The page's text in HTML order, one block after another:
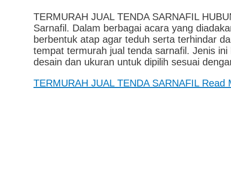
TERMURAH JUAL TENDA SARNAFIL
Sarnafil. Dalam berbagai acara yang
berbentuk atap agar teduh serta terhindar
tempat termurah jual tenda sarnafil. Jenis
desain dan ukuran untuk dipilih sesuai
TERMURAH JUAL TENDA SARNAFILRead